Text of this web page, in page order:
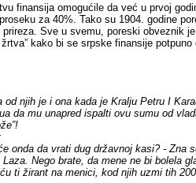
finansija omogućile da već u prvoj
za 40%. Tako su 1904. godine
Sve u svemu, poreski obveznik
kako bi se srpske finansije
njih je i ona kada je Kralju Petru I
da mu unapred ispalti ovu sumu od
onda da vrati dug državnoj kasi? - Zna
Nego brate, da mene ne bi bolela
ti žirant na menici, kod njih uzmi tih